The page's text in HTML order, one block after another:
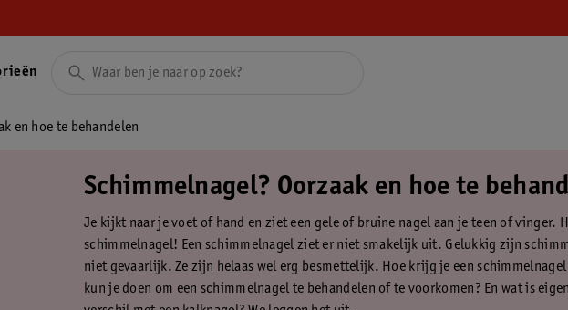
en hoe te behandelen
Schimmelnagel? Oorzaak en hoe te
Je kijkt naar je voet of hand en ziet een gele of bruine nagel aan je teen of vinger.
schimmelnagel! Een schimmelnagel ziet er niet smakelijk uit. Gelukkig zijn
niet gevaarlijk. Ze zijn helaas wel erg besmettelijk. Hoe krijg je een schimmelnagel
kun je doen om een schimmelnagel te behandelen of te voorkomen? En wat is